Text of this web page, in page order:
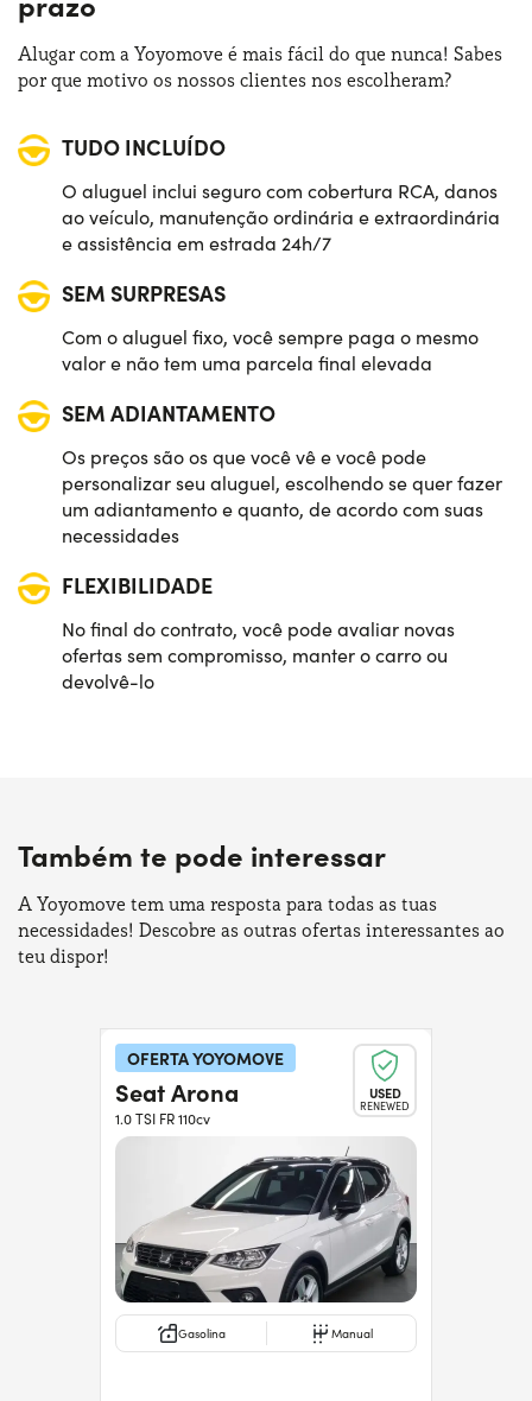
Alugar com a Yoyomove é mais fácil do que nunca! Sabes
por que motivo os nossos clientes nos escolheram?
TUDO INCLUÍDO
O aluguel inclui seguro com cobertura RCA, danos
ao veículo, manutenção ordinária e extraordinária
e assistência em estrada 24h/7
SEM SURPRESAS
Com o aluguel fixo, você sempre paga o mesmo
valor e não tem uma parcela final elevada
SEM ADIANTAMENTO
Os preços são os que você vê e você pode
personalizar seu aluguel, escolhendo se quer fazer
um adiantamento e quanto, de acordo com suas
necessidades
FLEXIBILIDADE
No final do contrato, você pode avaliar novas
ofertas sem compromisso, manter o carro ou
devolvê-lo
Também te pode interessar
A Yoyomove tem uma resposta para todas as tuas
necessidades! Descobre as outras ofertas interessantes ao
teu dispor!
OFERTA YOYOMOVE
USED
RENEWED
Seat Arona
1.0 TSI FR 110cv
Gasolina Manual